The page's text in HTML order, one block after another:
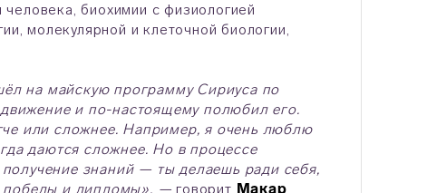
биохимии с физиологией
молекулярной и клеточной биологии,
на майскую программу Сириуса по
и по-настоящему полюбил его.
или сложнее. Например, я очень люблю
даются сложнее. Но в процессе
знаний — ты делаешь ради себя,
победы и дипломы», — говорит Макар